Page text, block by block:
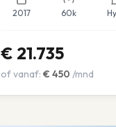
2017 60k
€ 21.735
of vanaf: € 450 /mnd